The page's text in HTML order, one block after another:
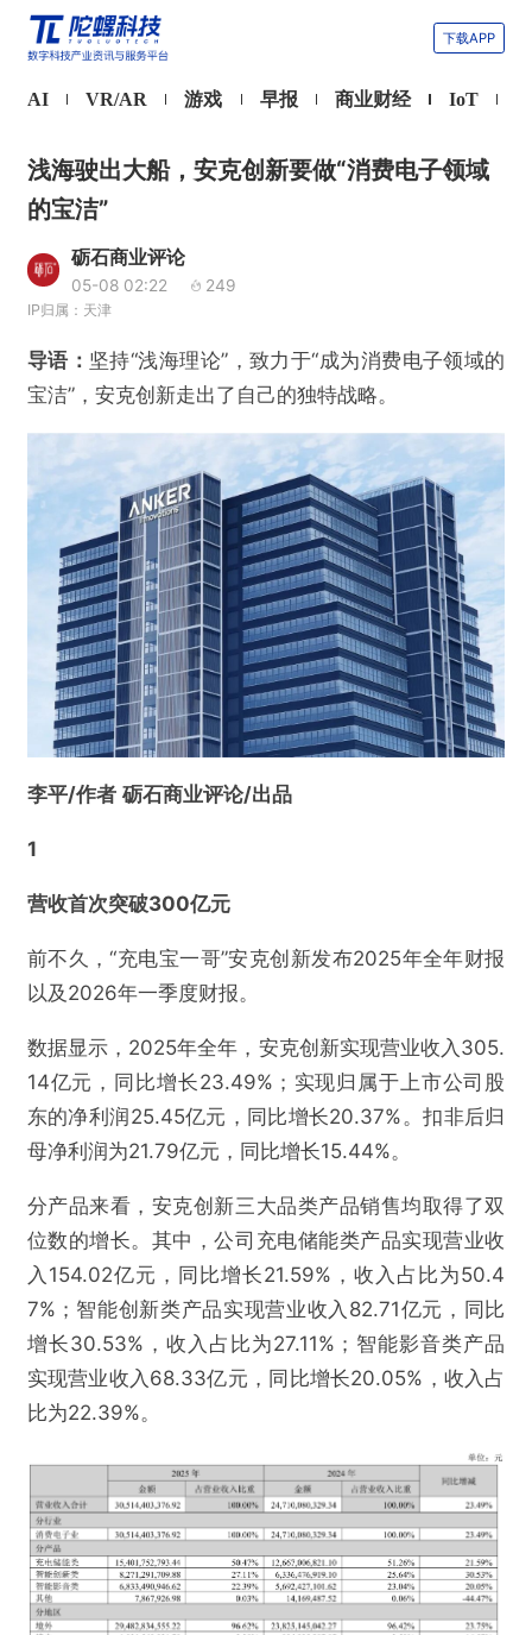
下载APP
AI VR/AR 游戏 早报 商业财经 IoT
浅海驶出大船，安克创新要做“消费电子领域
的宝洁”
砺石商业评论
05-08 02:22 249
IP归属：天津
导语： 坚持“浅海理论”，致力于“成为消费电子领域的
宝洁”，安克创新走出了自己的独特战略。
李平/作者 砺石商业评论/出品
1
营收首次突破300亿元
前不久，“充电宝一哥”安克创新发布2025年全年财报
以及2026年一季度财报。
数据显示，2025年全年，安克创新实现营业收入305.
14亿元，同比增长23.49%；实现归属于上市公司股
东的净利润25.45亿元，同比增长20.37%。扣非后归
母净利润为21.79亿元，同比增长15.44%。
分产品来看，安克创新三大品类产品销售均取得了双
位数的增长。其中，公司充电储能类产品实现营业收
入154.02亿元，同比增长21.59%，收入占比为50.4
7%；智能创新类产品实现营业收入82.71亿元，同比
增长30.53%，收入占比为27.11%；智能影音类产品
实现营业收入68.33亿元，同比增长20.05%，收入占
比为22.39%。